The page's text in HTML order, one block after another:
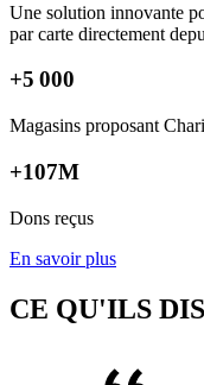
Une solution innovante
par carte directement
+5 000
Magasins proposant
+107M
Dons reçus
En savoir plus
CE QU'ILS